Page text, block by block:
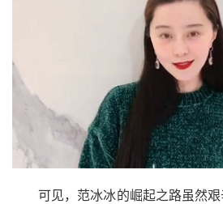
可见，范冰冰的崛起之路虽然艰